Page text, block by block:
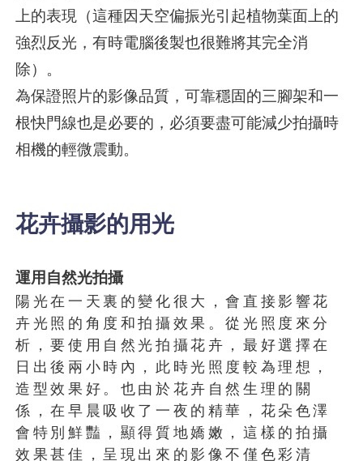
上的表現（這種因天空偏振光引起植物葉面上的
強烈反光，有時電腦後製也很難將其完全消
除）。
為保證照片的影像品質，可靠穩固的三腳架和一
根快門線也是必要的，必須要盡可能減少拍攝時
相機的輕微震動。
花卉攝影的用光
運用自然光拍攝
陽光在一天裏的變化很大，會直接影響花
卉光照的角度和拍攝效果。從光照度來分
析，要使用自然光拍攝花卉，最好選擇在
日出後兩小時內，此時光照度較為理想，
造型效果好。也由於花卉自然生理的關
係，在早晨吸收了一夜的精華，花朵色澤
會特別鮮豔，顯得質地嬌嫩，這樣的拍攝
效果甚佳，呈現出來的影像不僅色彩清